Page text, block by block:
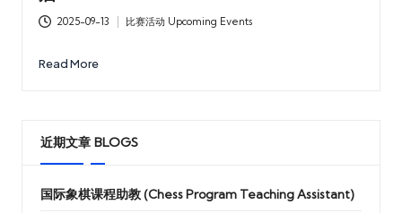
象
棋
部
2025-09-13
Posted
比赛活动 Upcoming Events
Read More
近期文章 BLOGS
国际象棋课程助教 (Chess Program Teaching Assistant)